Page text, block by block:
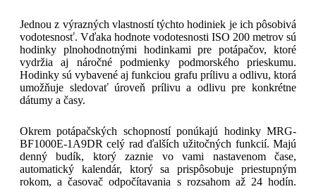
Jednou z výrazných vlastností týchto hodiniek je ich pôsobivá
vodotesnosť. Vďaka hodnote vodotesnosti ISO 200 metrov sú
hodinky plnohodnotnými hodinkami pre potápačov, ktoré
vydržia aj náročné podmienky podmorského prieskumu.
Hodinky sú vybavené aj funkciou grafu prílivu a odlivu, ktorá
umožňuje sledovať úroveň prílivu a odlivu pre konkrétne
dátumy a časy.
Okrem potápačských schopností ponúkajú hodinky MRG-
BF1000E-1A9DR celý rad ďalších užitočných funkcií. Majú
denný budík, ktorý zaznie vo vami nastavenom čase,
automatický kalendár, ktorý sa prispôsobuje priestupným
rokom, a časovač odpočítavania s rozsahom až 24 hodín.